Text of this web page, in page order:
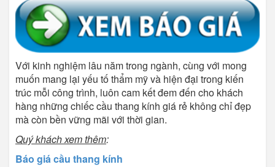
Với kinh nghiệm lâu năm trong ngành, cùng với mong
muốn mang lại yếu tố thẩm mỹ và hiện đại trong kiến
trúc mỗi công trình, luôn cam kết đem đến cho khách
hàng những chiếc cầu thang kính giá rẻ không chỉ đẹp
mà còn bền vững mãi với thời gian.
Quý khách xem thêm:
Báo giá cầu thang kính